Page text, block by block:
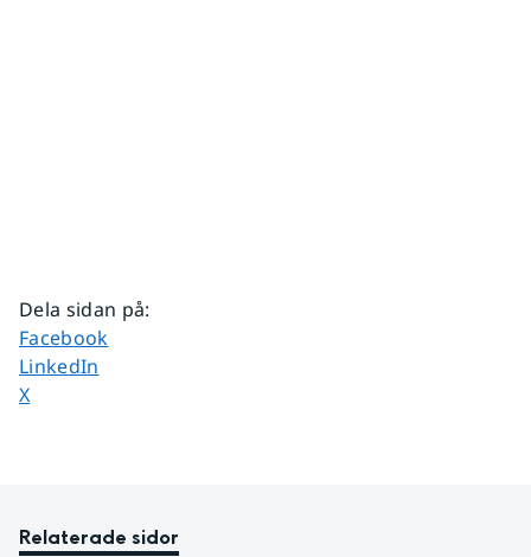
Dela sidan på:
Dela sidan på
Facebook
Dela sidan på
LinkedIn
Dela sidan på
X
Relaterade sidor